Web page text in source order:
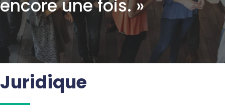
encore une fois. »
Juridique